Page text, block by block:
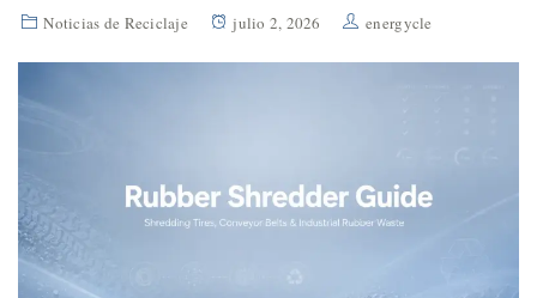
Noticias de Reciclaje julio 2, 2026 energycle